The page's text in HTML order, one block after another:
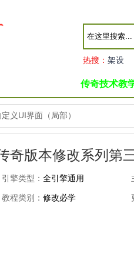
热搜： 架设
传奇技术教
义UI界面（局部）
版本修改系列第
引擎类型： 全引擎通用
教程类别： 修改必学